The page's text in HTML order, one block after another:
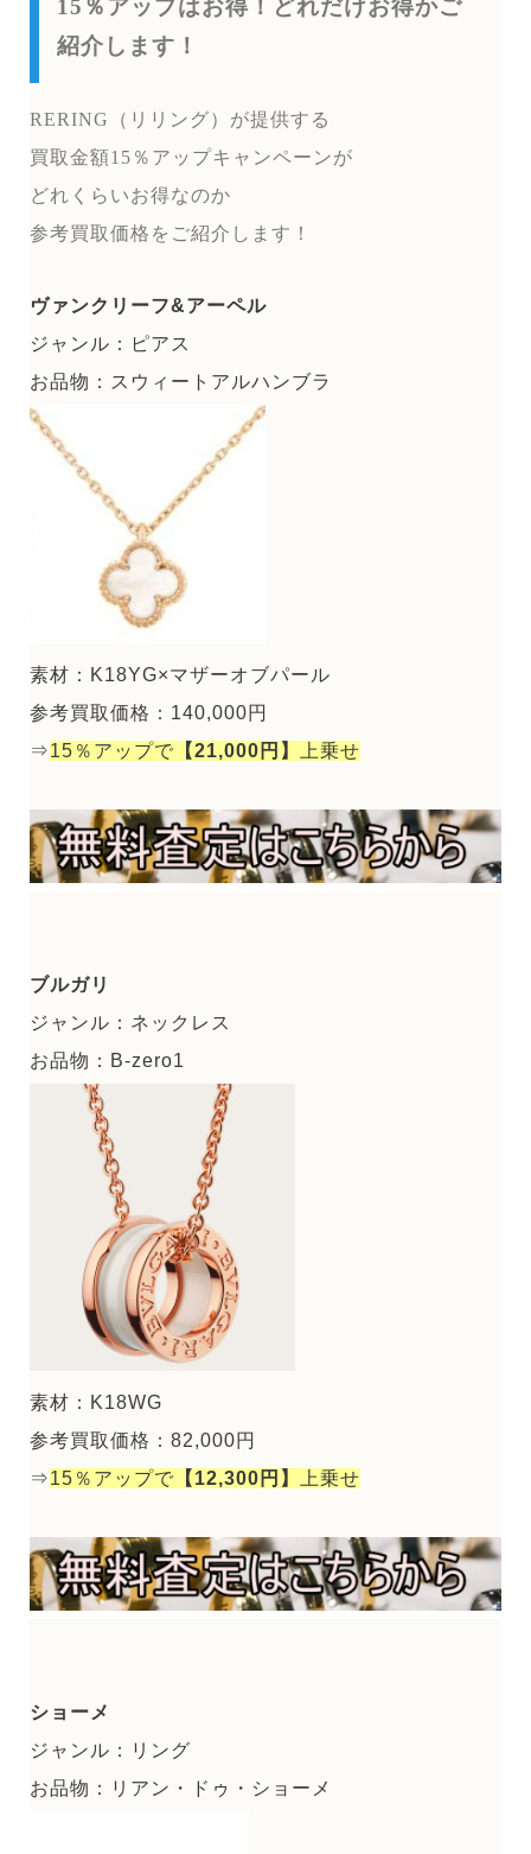
15％アップはお得！どれだけお得かご
紹介します！
RERING（リリング）が提供する
買取金額15％アップキャンペーンが
どれくらいお得なのか
参考買取価格をご紹介します！
ヴァンクリーフ&アーペル
ジャンル：ピアス
お品物：スウィートアルハンブラ
素材：K18YG×マザーオブパール
参考買取価格：140,000円
⇒15％アップで 【21,000円】 上乗せ
ブルガリ
ジャンル：ネックレス
お品物：B-zero1
素材：K18WG
参考買取価格：82,000円
⇒15％アップで 【12,300円】 上乗せ
ショーメ
ジャンル：リング
お品物：リアン・ドゥ・ショーメ